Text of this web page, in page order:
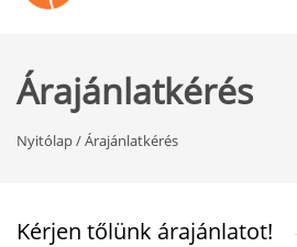
Árajánlatkérés
Nyitólap/Árajánlatkérés
Kérjen tőlünk árajánlatot!